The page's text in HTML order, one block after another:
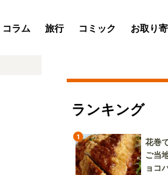
ラム 旅行 コミック お取り
ランキング
1
花巻
ご当
ョコ